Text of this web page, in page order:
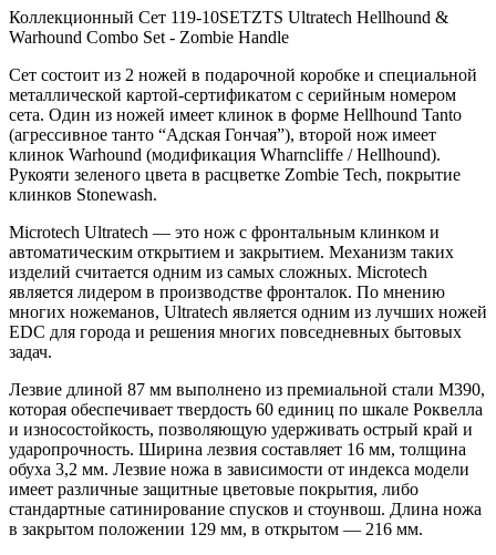
Коллекционный Сет 119-10SETZTS Ultratech Hellhound &
Warhound Combo Set - Zombie Handle
Сет состоит из 2 ножей в подарочной коробке и специальной
металлической картой-сертификатом с серийным номером
сета. Один из ножей имеет клинок в форме Hellhound Tanto
(агрессивное танто “Адская Гончая”), второй нож имеет
клинок Warhound (модификация Wharncliffe /Hellhound).
Рукояти зеленого цвета в расцветке Zombie Tech, покрытие
клинков Stonewash.
Microtech Ultratech — это нож с фронтальным клинком и
автоматическим открытием и закрытием. Механизм таких
изделий считается одним из самых сложных. Microtech
является лидером в производстве фронталок. По мнению
многих ножеманов, Ultratech является одним из лучших ножей
EDC для города и решения многих повседневных бытовых
задач.
Лезвие длиной 87 мм выполнено из премиальной стали M390,
которая обеспечивает твердость 60 единиц по шкале Роквелла
и износостойкость, позволяющую удерживать острый край и
ударопрочность. Ширина лезвия составляет 16 мм, толщина
обуха 3,2 мм. Лезвие ножа в зависимости от индекса модели
имеет различные защитные цветовые покрытия, либо
стандартные сатинирование спусков и стоунвош. Длина ножа
в закрытом положении 129 мм, в открытом — 216 мм.